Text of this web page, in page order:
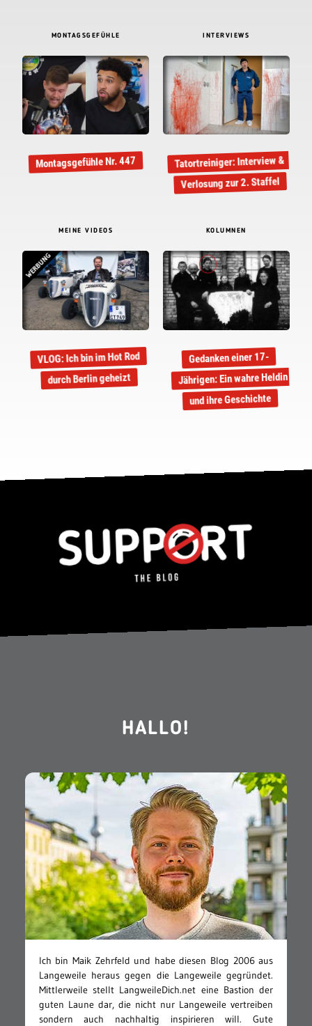
MONTAGSGEFÜHLE
Montagsgefühle Nr. 447
INTERVIEWS
Tatortreiniger: Interview &
Verlosung zur 2. Staffel
MEINE VIDEOS
WERBUNG
VLOG: Ich bin im Hot Rod
durch Berlin geheizt
KOLUMNEN
Gedanken einer 17-
Jährigen: Ein wahre Heldin
und ihre Geschichte
HALLO!
Ich bin Maik Zehrfeld und habe diesen Blog 2006 aus
Langeweile heraus gegen die Langeweile gegründet.
Mittlerweile stellt LangweileDich.net eine Bastion der
guten Laune dar, die nicht nur Langeweile vertreiben
sondern auch nachhaltig inspirieren will. Gute